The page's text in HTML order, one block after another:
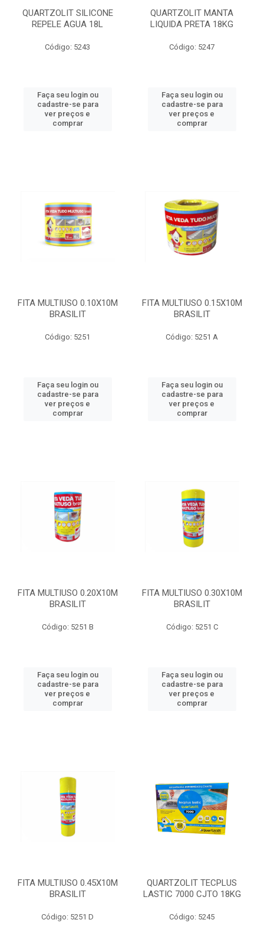
QUARTZOLIT SILICONE
REPELE AGUA 18L
Código: 5243
Faça seu login ou
cadastre-se para
ver preços e
comprar
QUARTZOLIT MANTA
LIQUIDA PRETA 18KG
Código: 5247
Faça seu login ou
cadastre-se para
ver preços e
comprar
FITA MULTIUSO 0.10X10M
BRASILIT
Código: 5251
Faça seu login ou
cadastre-se para
ver preços e
comprar
FITA MULTIUSO 0.15X10M
BRASILIT
Código: 5251 A
Faça seu login ou
cadastre-se para
ver preços e
comprar
FITA MULTIUSO 0.20X10M
BRASILIT
Código: 5251 B
Faça seu login ou
cadastre-se para
ver preços e
comprar
FITA MULTIUSO 0.30X10M
BRASILIT
Código: 5251 C
Faça seu login ou
cadastre-se para
ver preços e
comprar
FITA MULTIUSO 0.45X10M
BRASILIT
Código: 5251 D
QUARTZOLIT TECPLUS
LASTIC 7000 CJTO 18KG
Código: 5245